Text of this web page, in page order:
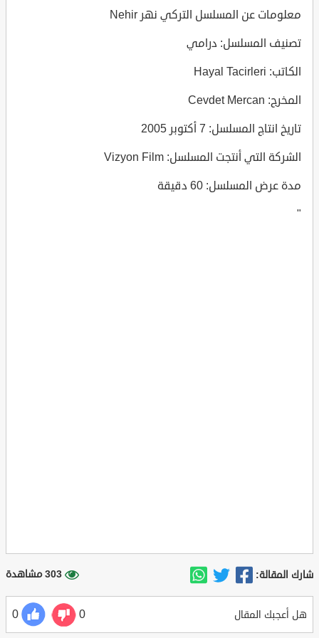
معلومات عن المسلسل التركي نهر Nehir
تصنيف المسلسل: درامي
الكاتب: Hayal Tacirleri
المخرج: Cevdet Mercan
تاريخ انتاج المسلسل: 7 أكتوبر 2005
الشركة التي أنتجت المسلسل: Vizyon Film
مدة عرض المسلسل: 60 دقيقة
"
شارك المقالة: 303 مشاهدة
هل أعجبك المقال 0
0